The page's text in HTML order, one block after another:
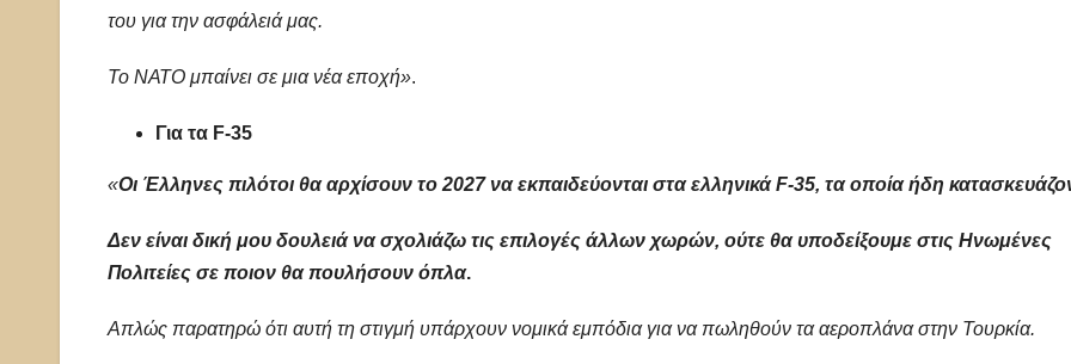
του για την ασφάλειά μας.
Το ΝΑΤΟ μπαίνει σε μια νέα εποχή».
Για τα F-35
«Οι Έλληνες πιλότοι θα αρχίσουν το 2027 να εκπαιδεύονται στα ελληνικά F-35, τα οποία ήδη
Δεν είναι δική μου δουλειά να σχολιάζω τις επιλογές άλλων χωρών, ούτε θα υποδείξουμε στις Ηνωμένες
Πολιτείες σε ποιον θα πουλήσουν όπλα.
Απλώς παρατηρώ ότι αυτή τη στιγμή υπάρχουν νομικά εμπόδια για να πωληθούν τα αεροπλάνα στην Τουρκία.